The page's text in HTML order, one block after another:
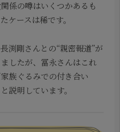
係の噂はいくつかあるも
ケースは稀です。
渕剛さんとの“親密報道”が
したが、冨永さんはこれ
族ぐるみでの付き合い
説明しています。